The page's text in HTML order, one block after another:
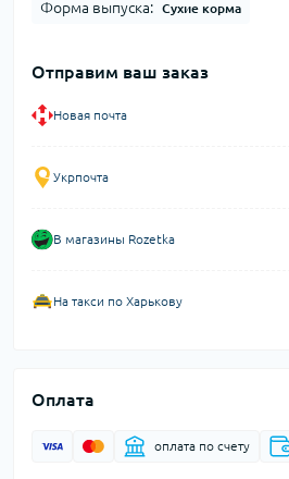
Форма выпуска: Сухие корма
Отправим ваш заказ
Новая почта
Укрпочта
В магазины Rozetka
На такси по Харькову
Оплата
оплата по счету